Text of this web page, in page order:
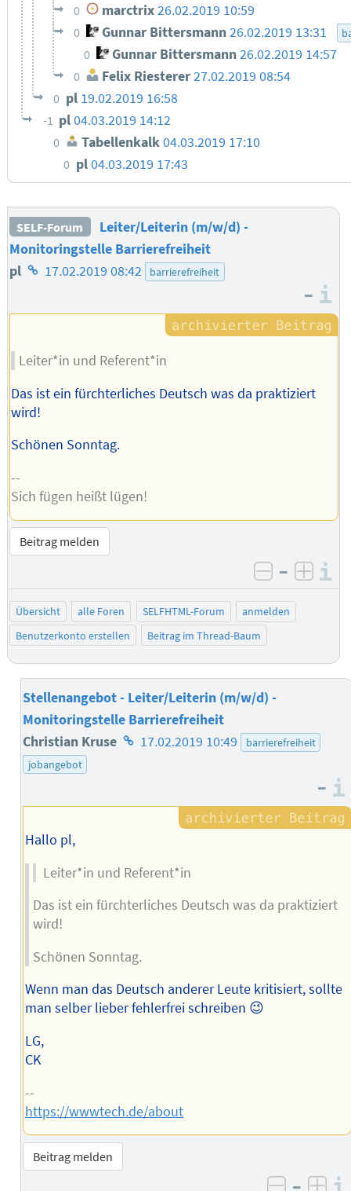
0 marctrix26.02.2019 10:59
0 Gunnar Bittersmann26.02.2019 13:31
0 Gunnar Bittersmann26.02.2019 14:57
0 Felix Riesterer27.02.2019 08:54
0 pl 19.02.2019 16:58
-1 pl04.03.2019 14:12
0 Tabellenkalk 04.03.2019 17:10
0 pl04.03.2019 17:43
SELF-Forum
Leiter/Leiterin (m/w/d) -
Monitoringstelle Barrierefreiheit
pl Homepage
Autors
17.02.2019 08:42 barrierefreiheit
–
Leiter*in und Referent*in
Das ist ein fürchterliches Deutsch was da praktiziert
wird!
Schönen Sonntag.
--
Sich fügen heißt lügen!
Beitrag melden
negativ
–
Übersicht alle Foren SELFHTML-Forum
anmelden
Benutzerkonto erstellen
Beitrag im Thread-Baum
Stellenangebot - Leiter/Leiterin (m/w/d) -
Monitoringstelle Barrierefreiheit
Christian Kruse Homepage
17.02.2019 10:49
barrierefreiheit
jobangebot
–
Hallo pl,
Leiter*in und Referent*in
Das ist ein fürchterliches Deutsch was da praktiziert
wird!
Schönen Sonntag.
Wenn man das Deutsch anderer Leute kritisiert, sollte
man selber lieber fehlerfrei schreiben 😉
LG,
CK
--
https://wwwtech.de/about
Beitrag melden
–